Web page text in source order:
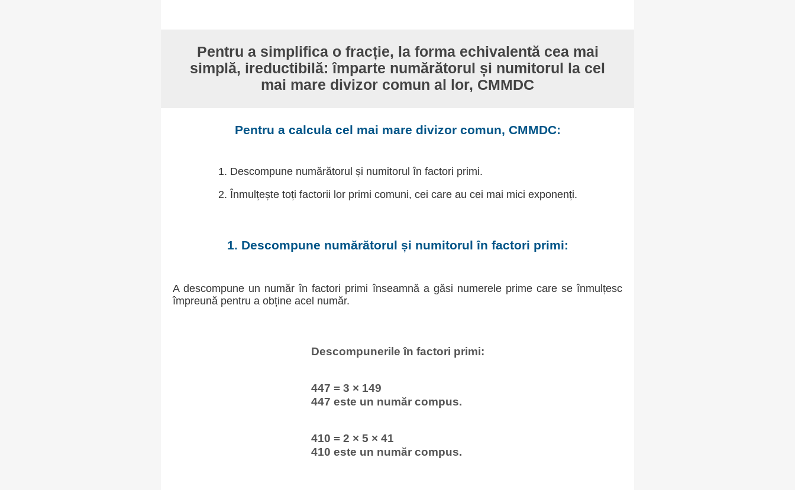
Pentru a simplifica o fracție, la forma echivalentă cea mai
simplă, ireductibilă: împarte numărătorul și numitorul la cel
mai mare divizor comun al lor, CMMDC
Pentru a calcula cel mai mare divizor comun, CMMDC:
1. Descompune numărătorul și numitorul în factori primi.
2. Înmulțește toți factorii lor primi comuni, cei care au cei mai mici exponenți.
1. Descompune numărătorul și numitorul în factori primi:
A descompune un număr în factori primi înseamnă a găsi numerele prime care se înmulțesc
împreună pentru a obține acel număr.
Descompunerile în factori primi:
447 = 3 × 149
447 este un număr compus.
410 = 2 × 5 × 41
410 este un număr compus.